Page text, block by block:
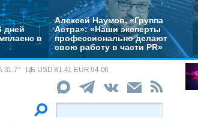
дней
в
Алексей Наумов, «Группа
Астра»: «Наши эксперты
профессионально делают
свою работу в части PR»
31.7° ЦБ USD 81.41 EUR 94.06